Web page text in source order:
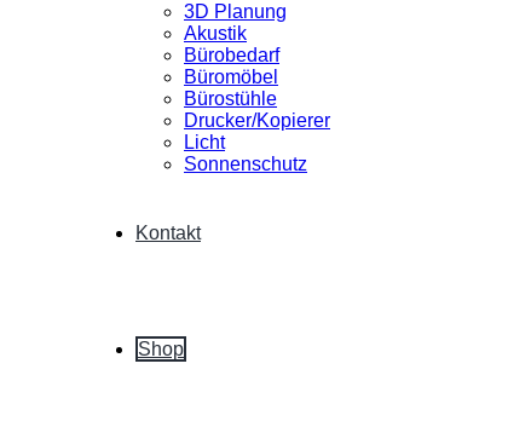
3D Planung
Akustik
Bürobedarf
Büromöbel
Bürostühle
Drucker/Kopierer
Licht
Sonnenschutz
Kontakt
Shop